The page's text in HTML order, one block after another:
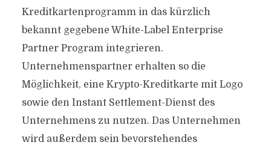
Kreditkartenprogramm in das kürzlich
bekannt gegebene White-Label Enterprise
Partner Program integrieren.
Unternehmenspartner erhalten so die
Möglichkeit, eine Krypto-Kreditkarte mit Logo
sowie den Instant Settlement-Dienst des
Unternehmens zu nutzen. Das Unternehmen
wird außerdem sein bevorstehendes